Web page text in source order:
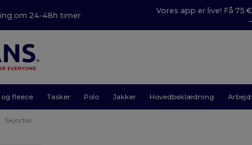
om 24-48h timer
Vores app er live! Få 75
og fleece Tasker Polo Jakker Hovedbeklædning
Skjorter